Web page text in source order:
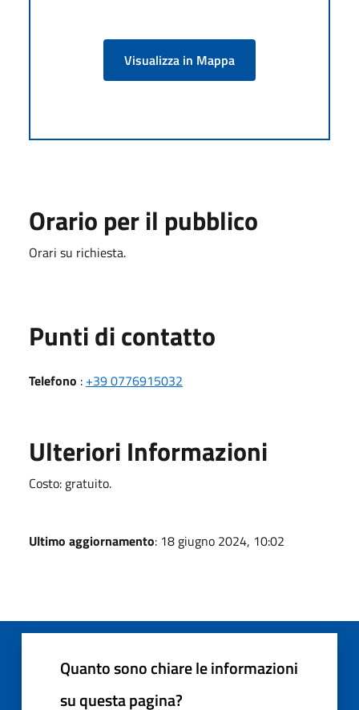
Visualizza in Mappa
Orario per il pubblico
Orari su richiesta.
Punti di contatto
Telefono : +39 0776915032
Ulteriori Informazioni
Costo: gratuito.
Ultimo aggiornamento: 18 giugno 2024, 10:02
Quanto sono chiare le informazioni
su questa pagina?